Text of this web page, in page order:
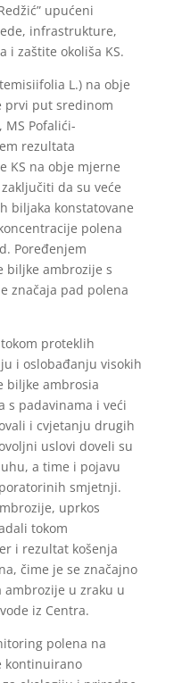
upućeni
infrastrukture,
i zaštite okoliša KS.
L.) na obje
prvi put sredinom
MS Pofalići-
rezultata
KS na obje mjerne
da su veće
biljaka konstatovane
polena
Poređenjem
biljke ambrozije s
značaja pad polena
proteklih
i oslobađanju visokih
biljke ambrosia
s padavinama i veći
i cvjetanju drugih
uslovi doveli su
a time i pojavu
smjetnji.
uprkos
tokom
i rezultat košenja
čime je se značajno
u zraku u
iz Centra.
polena na
kontinuirano